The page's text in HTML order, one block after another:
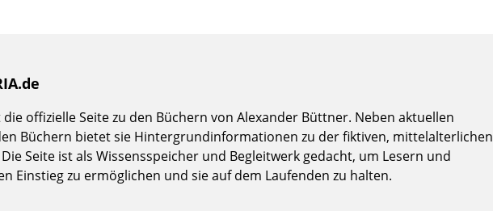
die offizielle Seite zu den Büchern von Alexander Büttner. Neben aktuellen
Büchern bietet sie Hintergrundinformationen zu der fiktiven, mittelalterlichen
Die Seite ist als Wissensspeicher und Begleitwerk gedacht, um Lesern und
Einstieg zu ermöglichen und sie auf dem Laufenden zu halten.